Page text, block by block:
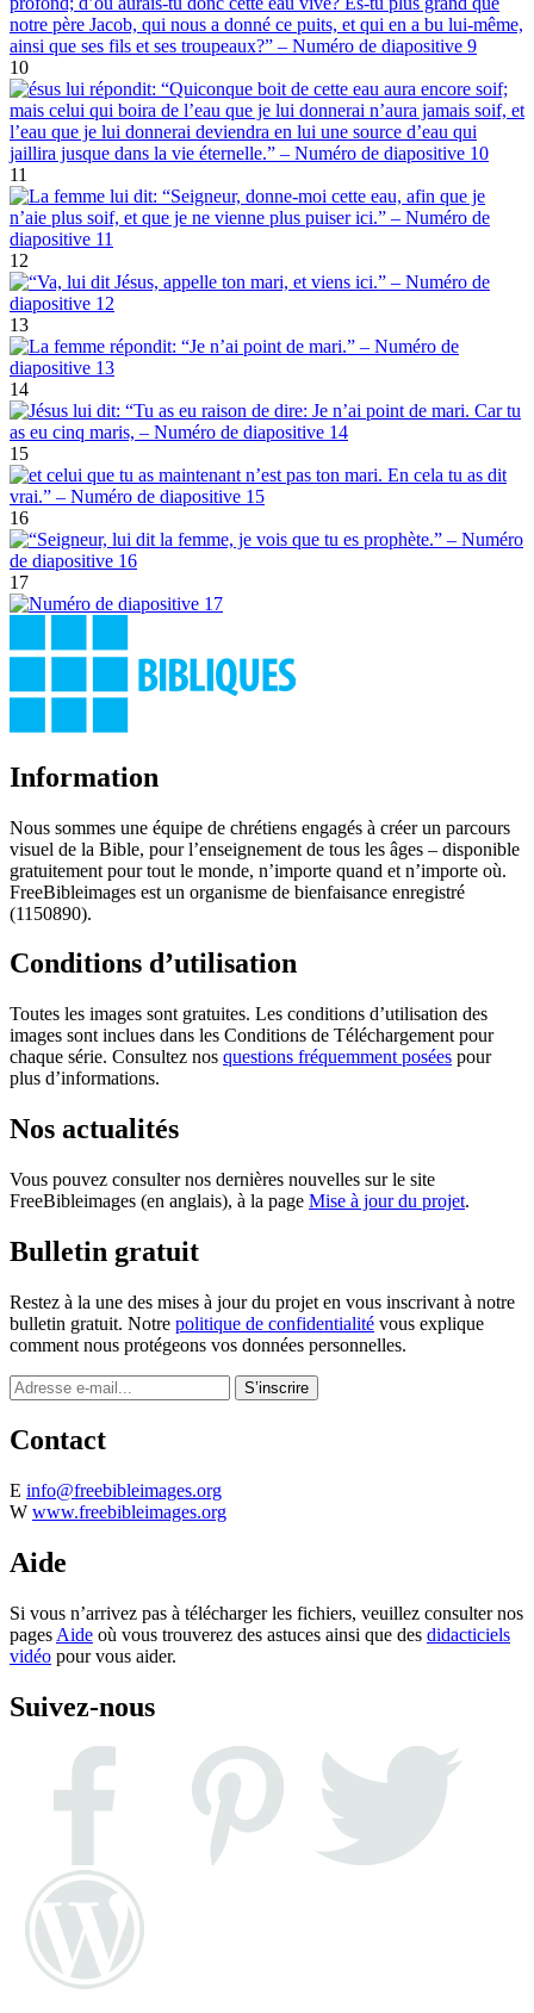
10
11
12
13
14
15
16
17
Information
Nous sommes une équipe de chrétiens engagés à créer un parcours
visuel de la Bible, pour l’enseignement de tous les âges – disponible
gratuitement pour tout le monde, n’importe quand et n’importe où.
FreeBibleimages est un organisme de bienfaisance enregistré
(1150890).
Conditions d’utilisation
Toutes les images sont gratuites. Les conditions d’utilisation des
images sont inclues dans les Conditions de Téléchargement pour
chaque série. Consultez nos questions fréquemment posées pour
plus d’informations.
Nos actualités
Vous pouvez consulter nos dernières nouvelles sur le site
FreeBibleimages (en anglais), à la page Mise à jour du projet.
Bulletin gratuit
Restez à la une des mises à jour du projet en vous inscrivant à notre
bulletin gratuit. Notre politique de confidentialité vous explique
comment nous protégeons vos données personnelles.
Contact
E info@freebibleimages.org
W www.freebibleimages.org
Aide
Si vous n’arrivez pas à télécharger les fichiers, veuillez consulter nos
pages Aide où vous trouverez des astuces ainsi que des didacticiels
vidéo pour vous aider.
Suivez-nous